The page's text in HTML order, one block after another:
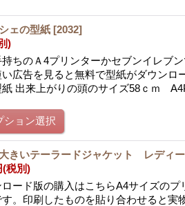
ェの型紙 [2032]
)
ちのＡ4プリンターかセブンイレブ
い広告を見ると無料で型紙がダウン
紙 出来上がりの頭のサイズ58ｃｍ
きいテーラードジャケット レディ
(税別)
ロード版の購入はこちらA4サイズのプ
す。印刷したものを貼り合わせると